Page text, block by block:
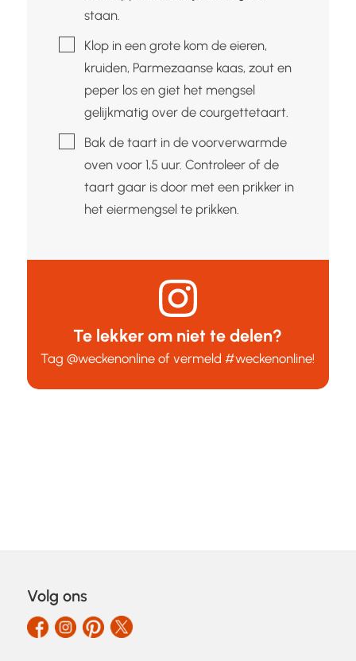
staan.
▢Klop in een grote kom de eieren,
kruiden, Parmezaanse kaas, zout en
peper los en giet het mengsel
gelijkmatig over de courgettetaart.
▢Bak de taart in de voorverwarmde
oven voor 1,5 uur. Controleer of de
taart gaar is door met een prikker in
het eiermengsel te prikken.
Te lekker om niet te delen?
Tag@weckenonline of vermeld#weckenonline!
Volg ons